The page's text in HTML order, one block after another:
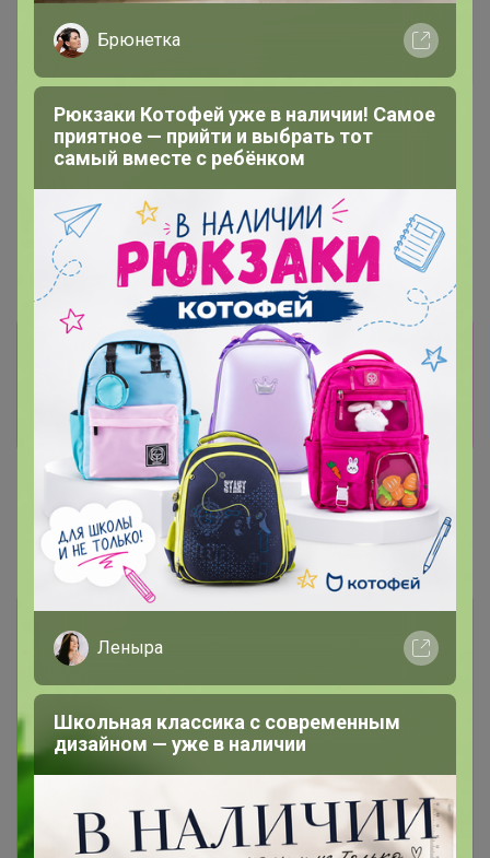
430р
Фотоальбом на 300 фото в
твёрдой обложке Самая
128,34р
Свеча - цилиндр, 5×15 см,
белая
Информация о заказах доступна
лишь членам клуба
Показать
Показаны записи 1-2из
Чтобы ответить или задать вопрос
необходимо авторизоваться на сайте
Это займет меньше минуты
Брюнетка
Рюкзаки Котофей уже в наличии! Самое
приятное — прийти и выбрать тот
самый вместе с ребёнком
Леныра
Школьная классика с современным
дизайном — уже в наличии